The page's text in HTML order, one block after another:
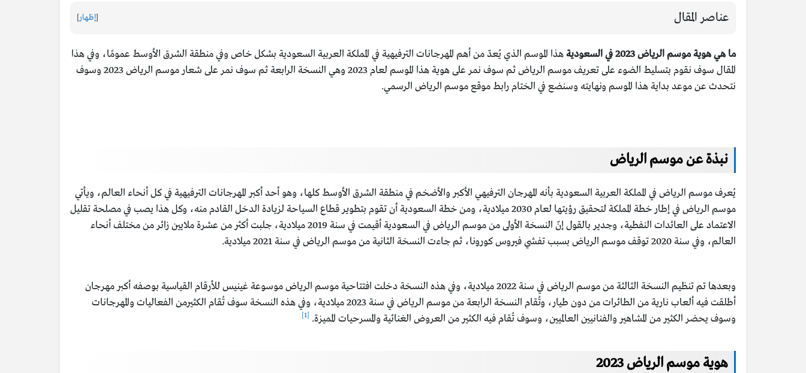
عناصر المقال [إظهار]
ما هي هوية موسم الرياض 2023 في السعودية
هذا الموسم الذي يُعدّ من أهم المهرجانات الترفيهية في المملكة العربية السعودية بشكل خاص وفي منطقة الشرق الأوسط عمومًا، وفي هذا
المقال سوف نقوم بتسليط الضوء على تعريف موسم الرياض ثم سوف نمر على هوية هذا الموسم لعام 2023 وهي النسخة الرابعة ثم سوف نمر على شعار موسم الرياض 2023 وسوف
نتحدث عن موعد بداية هذا الموسم ونهايته وسنضع في الختام رابط موقع موسم الرياض الرسمي.
نبذة عن موسم الرياض
يُعرف موسم الرياض في المملكة العربية السعودية بأنه المهرجان الترفيهي الأكبر والأضخم في منطقة الشرق الأوسط كلها، وهو أحد أكبر المهرجانات الترفيهية في كل أنحاء العالم، ويأتي
موسم الرياض في إطار خطة المملكة لتحقيق رؤيتها لعام 2030 ميلادية، ومن خطة السعودية أن تقوم بتطوير قطاع السياحة لزيادة الدخل القادم منه، وكل هذا يصب في مصلحة تقليل
الاعتماد على العائدات النفطية، وجدير بالقول إنّ النسخة الأولى من موسم الرياض في السعودية أقيمت في سنة 2019 ميلادية، جلبت أكثر من عشرة ملايين زائر من مختلف أنحاء
العالم، وفي سنة 2020 توقف موسم الرياض بسبب تفشي فيروس كورونا، ثم جاءت النسخة الثانية من موسم الرياض في سنة 2021 ميلادية.
وبعدها تم تنظيم النسخة الثالثة من موسم الرياض في سنة 2022 ميلادية، وفي هذه النسخة دخلت افتتاحية موسم الرياض موسوعة غينيس للأرقام القياسية بوصفه أكبر مهرجان
أطلقت فيه ألعاب نارية من الطائرات من دون طيار، وتُقام النسخة الرابعة من موسم الرياض في سنة 2023 ميلادية، وفي هذه النسخة سوف تُقام الكثيرمن الفعاليات والمهرجانات
وسوف يحضر الكثير من المشاهير والفنانيين العالميين، وسوف تُقام فيه الكثير من العروض الغنائية والمسرحيات المميزة. [1]
هوية موسم الرياض 2023